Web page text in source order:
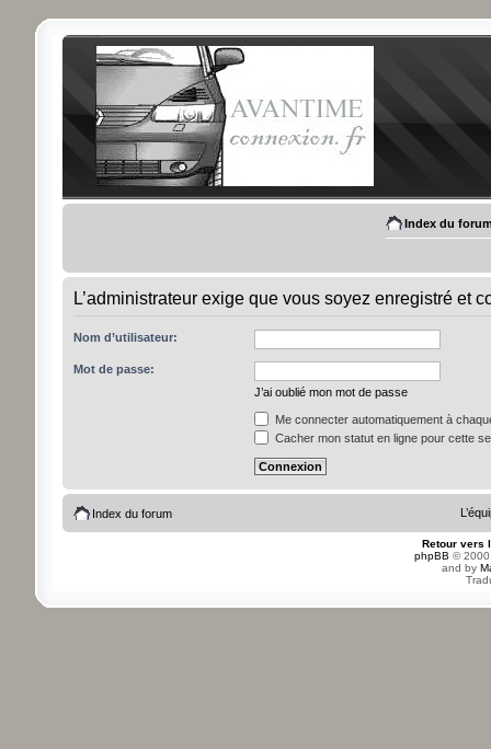
Index du
L’administrateur exige que vous soyez enregistré et
Nom d’utilisateur:
Mot de passe:
J’ai oublié mon mot de passe
Me connecter automatiquement à
Cacher mon statut en ligne pour cette
Index du forum
Retour vers
phpBB ©
and by